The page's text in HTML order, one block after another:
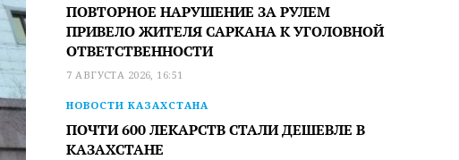
ПОВТОРНОЕ НАРУШЕНИЕ ЗА РУЛЕМ
ПРИВЕЛО ЖИТЕЛЯ САРКАНА К УГОЛОВНОЙ
ОТВЕТСТВЕННОСТИ
7 АВГУСТА 2026, 16:51
НОВОСТИ КАЗАХСТАНА
ПОЧТИ 600 ЛЕКАРСТВ СТАЛИ ДЕШЕВЛЕ В
КАЗАХСТАНЕ